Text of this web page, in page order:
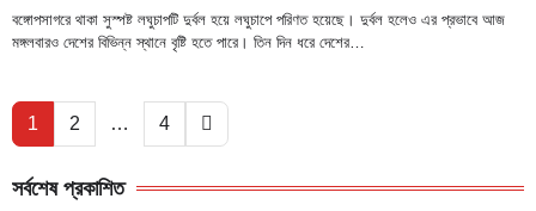
বঙ্গোপসাগরে থাকা সুস্পষ্ট লঘুচাপটি দুর্বল হয়ে লঘুচাপে পরিণত হয়েছে। দুর্বল হলেও এর প্রভাবে আজ
মঙ্গলবারও দেশের বিভিন্ন স্থানে বৃষ্টি হতে পারে। তিন দিন ধরে দেশের…
1 2 … 4
সর্বশেষ প্রকাশিত